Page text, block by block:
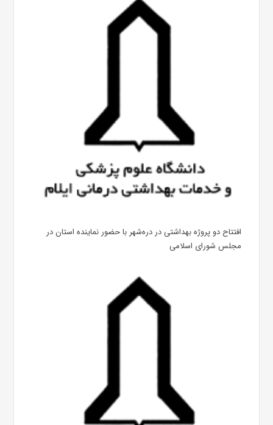
افتتاح دو پروژه بهداشتی در دره‌شهر با حضور نماینده استان در
مجلس شورای اسلامی